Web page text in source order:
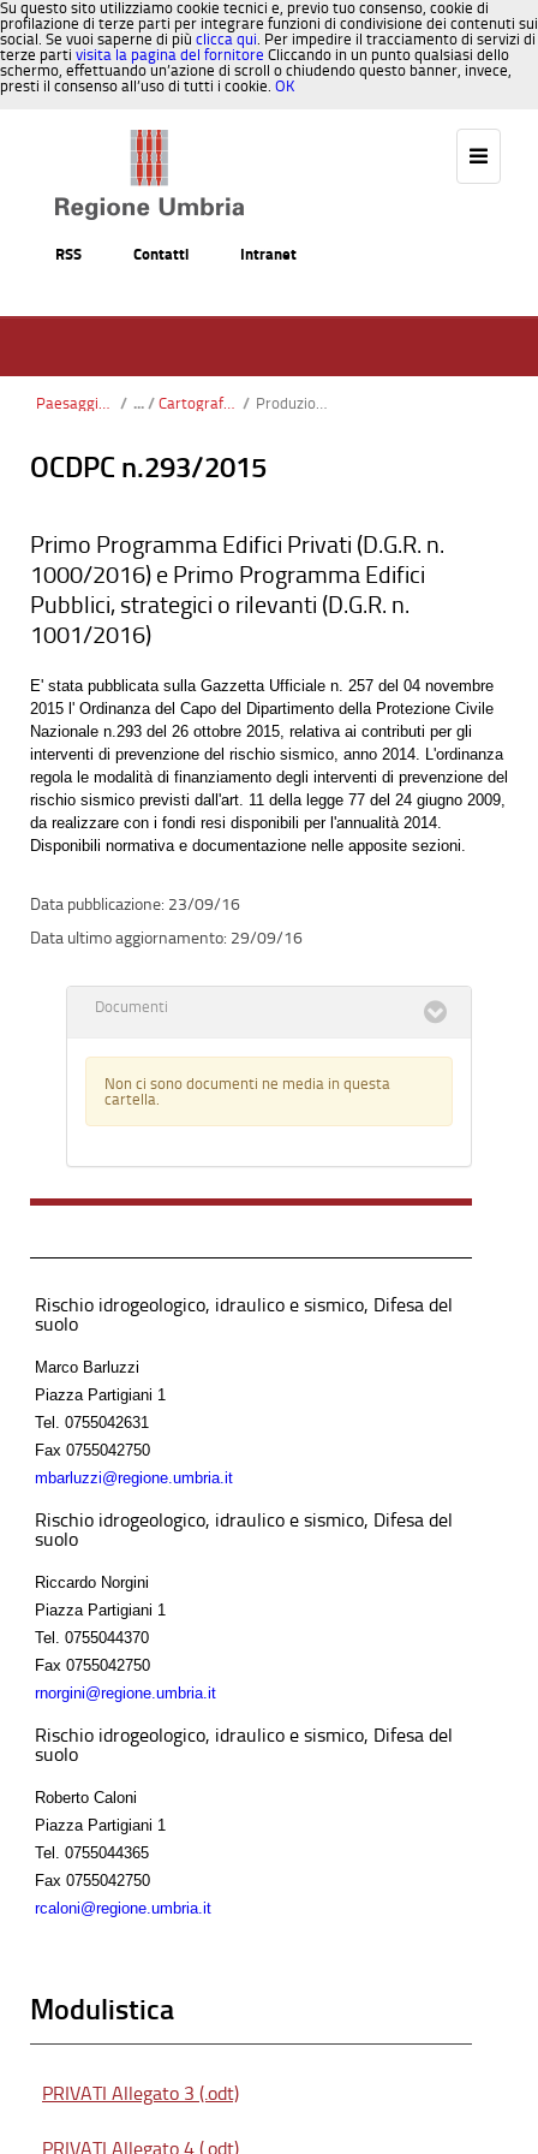
Su questo sito utilizziamo cookie tecnici e, previo tuo consenso, cookie di
profilazione di terze parti per integrare funzioni di condivisione dei contenuti sui
social. Se vuoi saperne di più clicca qui. Per impedire il tracciamento di servizi di
terze parti visita la pagina del fornitore Cliccando in un punto qualsiasi dello
schermo, effettuando un’azione di scroll o chiudendo questo banner, invece,
presti il consenso all’uso di tutti i cookie. OK
RSS Contatti Intranet
Paesaggio, Territorio, Urbanistica / Cartografia regionale / Produzioni aerofotografiche
OCDPC n.293/2015
Primo Programma Edifici Privati (D.G.R. n.
1000/2016) e Primo Programma Edifici
Pubblici, strategici o rilevanti (D.G.R. n.
1001/2016)
E' stata pubblicata sulla Gazzetta Ufficiale n. 257 del 04 novembre
2015 l' Ordinanza del Capo del Dipartimento della Protezione Civile
Nazionale n.293 del 26 ottobre 2015, relativa ai contributi per gli
interventi di prevenzione del rischio sismico, anno 2014. L'ordinanza
regola le modalità di finanziamento degli interventi di prevenzione del
rischio sismico previsti dall'art. 11 della legge 77 del 24 giugno 2009,
da realizzare con i fondi resi disponibili per l'annualità 2014.
Disponibili normativa e documentazione nelle apposite sezioni.
23/09/16
29/09/16
Documenti
Non ci sono documenti ne media in questa
cartella.
Rischio idrogeologico, idraulico e sismico, Difesa del
suolo
Marco Barluzzi
Piazza Partigiani 1
Tel.
0755042631
Fax 0755042750
mbarluzzi@regione.umbria.it
Rischio idrogeologico, idraulico e sismico, Difesa del
suolo
Riccardo Norgini
Piazza Partigiani 1
Tel.
0755044370
Fax 0755042750
rnorgini@regione.umbria.it
Rischio idrogeologico, idraulico e sismico, Difesa del
suolo
Roberto Caloni
Piazza Partigiani 1
Tel.
0755044365
Fax 0755042750
rcaloni@regione.umbria.it
Modulistica
PRIVATI Allegato 3 (.odt)
PRIVATI Allegato 4 (.odt)